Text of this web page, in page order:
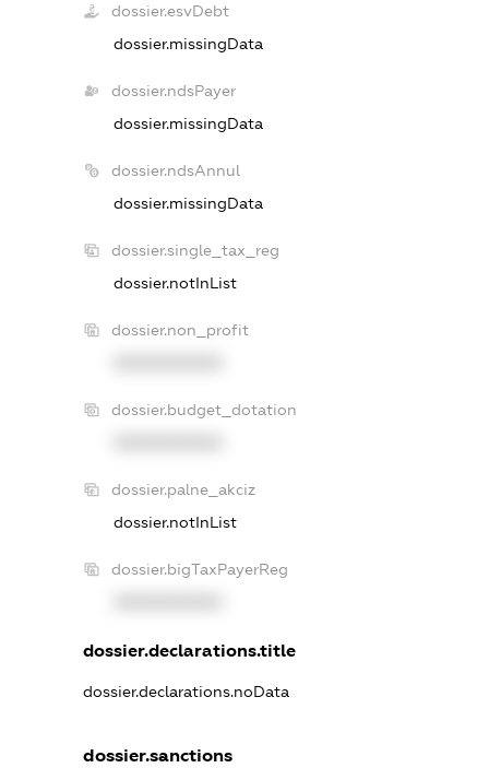
dossier.esvDebt
dossier.missingData
dossier.ndsPayer
dossier.missingData
dossier.ndsAnnul
dossier.missingData
dossier.single_tax_reg
dossier.notInList
dossier.non_profit
dossier.budget_dotation
dossier.palne_akciz
dossier.notInList
dossier.bigTaxPayerReg
dossier.declarations.title
dossier.declarations.noData
dossier.sanctions